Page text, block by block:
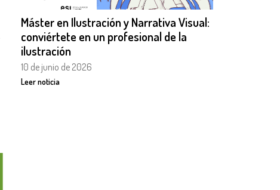
Máster en Ilustración y Narrativa Visual:
conviértete en un profesional de la
ilustración
10 de junio de 2026
Leer noticia